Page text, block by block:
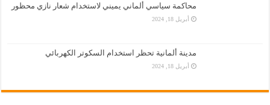
محاكمة سياسي ألماني يميني لاستخدام شعار نازي محظور
أبريل 18, 2024
مدينة ألمانية تحظر استخدام السكوتر الكهربائي
أبريل 18, 2024